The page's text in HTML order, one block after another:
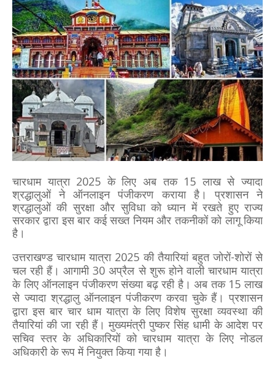
चारधाम यात्रा 2025 के लिए अब तक 15 लाख से ज्यादा
श्रद्धालुओं ने ऑनलाइन पंजीकरण कराया है। प्रशासन ने
श्रद्धालुओं की सुरक्षा और सुविधा को ध्यान में रखते हुए राज्य
सरकार द्वारा इस बार कई सख्त नियम और तकनीकों को लागू किया
है।
उत्तराखण्ड चारधाम यात्रा 2025 की तैयारियां बहुत जोरों-शोरों से
चल रही हैं। आगामी 30 अप्रैल से शुरू होने वाली चारधाम यात्रा
के लिए ऑनलाइन पंजीकरण संख्या बढ़ रही है। अब तक 15 लाख
से ज्यादा श्रद्धालु ऑनलाइन पंजीकरण करवा चुके हैं। प्रशासन
द्वारा इस बार चार धाम यात्रा के लिए विशेष सुरक्षा व्यवस्था की
तैयारियां की जा रही हैं। मुख्यमंत्री पुष्कर सिंह धामी के आदेश पर
सचिव स्तर के अधिकारियों को चारधाम यात्रा के लिए नोडल
अधिकारी के रूप में नियुक्त किया गया है।